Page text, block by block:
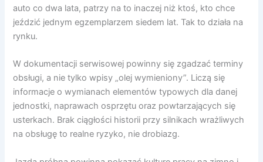
auto co dwa lata, patrzy na to inaczej niż ktoś, kto chce
jeździć jednym egzemplarzem siedem lat. Tak to działa na
rynku.
W dokumentacji serwisowej powinny się zgadzać terminy
obsługi, a nie tylko wpisy „olej wymieniony”. Liczą się
informacje o wymianach elementów typowych dla danej
jednostki, naprawach osprzętu oraz powtarzających się
usterkach. Brak ciągłości historii przy silnikach wrażliwych
na obsługę to realne ryzyko, nie drobiazg.